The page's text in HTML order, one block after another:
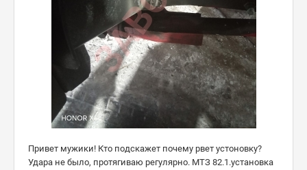
Привет мужики! Кто подскажет почему рвет устоновку?
Удара не было, протягиваю регулярно. МТЗ 82.1.установка